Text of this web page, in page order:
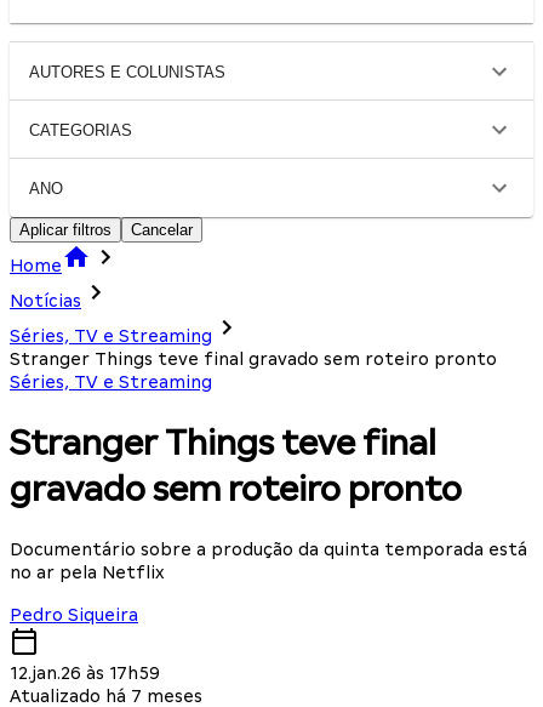
AUTORES E COLUNISTAS
CATEGORIAS
ANO
Aplicar filtros Cancelar
Home
Notícias
Séries, TV e Streaming
Stranger Things teve final gravado sem roteiro pronto
Séries, TV e Streaming
Stranger Things teve final
gravado sem roteiro pronto
Documentário sobre a produção da quinta temporada está
no ar pela Netflix
Pedro Siqueira
12.jan.26 às 17h59
Atualizado há 7 meses